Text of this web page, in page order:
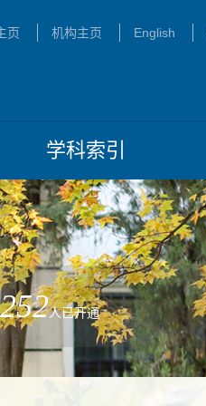
页 机构主页 English
学科索引
人已开通